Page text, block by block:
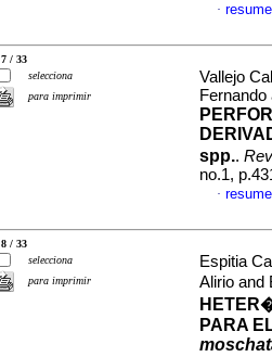
·
7 / 33
selecciona
para imprimir
Vallejo
spp..
no.1,
·
8 / 33
selecciona
para imprimir
Espitia
Alirio
PARA